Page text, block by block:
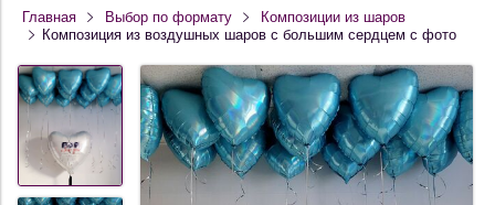
Главная Выбор по формату
Композиции из шаров
Композиция из воздушных шаров с большим сердцем с фото